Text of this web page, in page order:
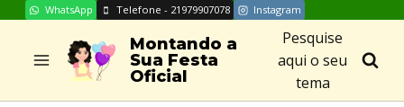
Skip
content
WhatsApp Telefone - 21979907078 Instagram
Montando a
Sua Festa
Oficial
Pesquise
aqui o seu
tema